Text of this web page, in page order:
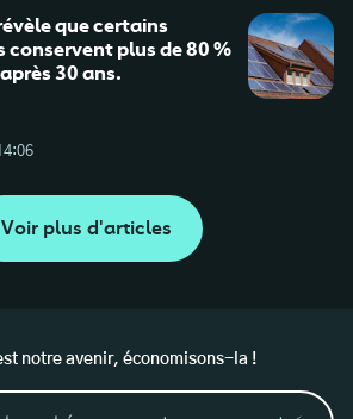
que certains
conservent plus de 80 %
30 ans.
Voir plus d'articles
notre avenir, économisons-la !